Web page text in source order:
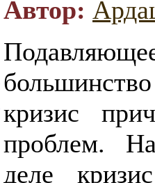
Автор:
кризис
проблем.
деле